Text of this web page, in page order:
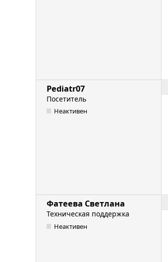
Pediatr07
Посетитель
Неактивен
Фатеева Светлана
Техническая поддержка
Неактивен